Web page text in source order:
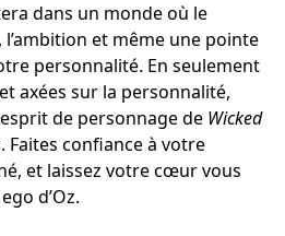
dans un monde où le
et même une pointe
personnalité. En seulement
axées sur la personnalité,
de personnage de Wicked
Faites confiance à votre
et laissez votre cœur vous
d’Oz.